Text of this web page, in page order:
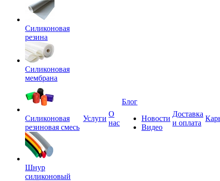
Силиконовая
резина
Силиконовая
мембрана
Силиконовая
резиновая смесь
Шнур
силиконовый
Услуги
О
нас
Блог
Новости
Видео
Доставка
и оплата